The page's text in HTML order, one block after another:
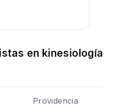
en kinesiología
Providencia